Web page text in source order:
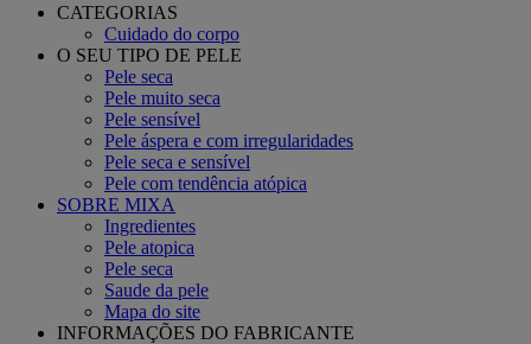
CATEGORIAS
Cuidado do corpo
O SEU TIPO DE PELE
Pele seca
Pele muito seca
Pele sensível
Pele áspera e com irregularidades
Pele seca e sensível
Pele com tendência atópica
SOBRE MIXA
Ingredientes
Pele atopica
Pele seca
Saude da pele
Mapa do site
INFORMAÇÕES DO FABRICANTE